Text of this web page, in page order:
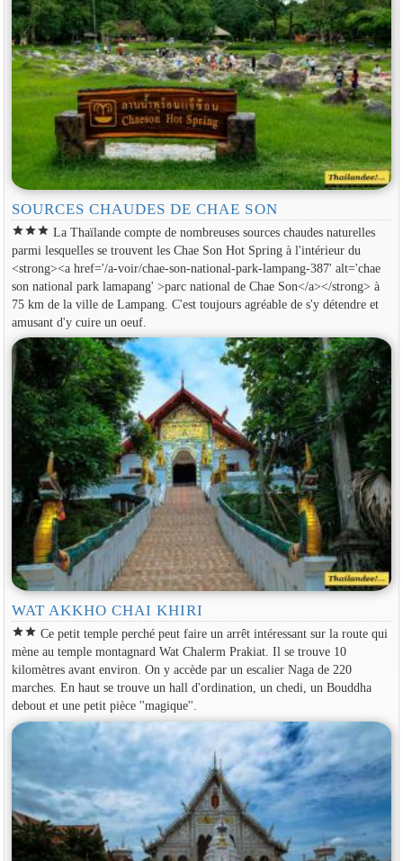
SOURCES CHAUDES DE CHAE SON
starstarstar La Thaïlande compte de nombreuses sources chaudes naturelles
parmi lesquelles se trouvent les Chae Son Hot Spring à l'intérieur du
<strong><a href='/a-voir/chae-son-national-park-lampang-387' alt='chae
son national park lamapang' >parc national de Chae Son</a></strong> à
75 km de la ville de Lampang. C'est toujours agréable de s'y détendre et
amusant d'y cuire un oeuf.
WAT AKKHO CHAI KHIRI
starstar Ce petit temple perché peut faire un arrêt intéressant sur la route qui
mène au temple montagnard Wat Chalerm Prakiat. Il se trouve 10
kilomètres avant environ. On y accède par un escalier Naga de 220
marches. En haut se trouve un hall d'ordination, un chedi, un Bouddha
debout et une petit pièce ''magique''.